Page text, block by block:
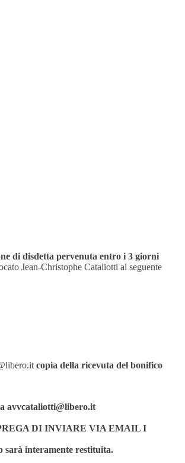
di disdetta pervenuta entro i 3 giorni
Jean-Christophe Cataliotti al seguente
copia della ricevuta del bonifico
avvcataliotti@libero.it
PREGA DI INVIARE VIA EMAIL I
sarà interamente restituita.